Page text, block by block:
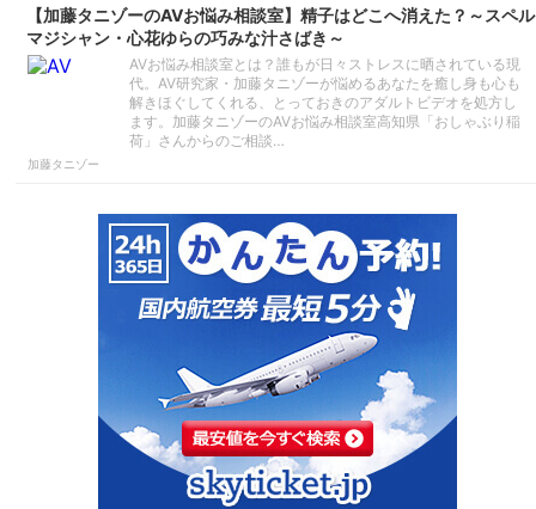
【加藤タニゾーのAVお悩み相談室】精子はどこへ消えた？～スペル
マジシャン・心花ゆらの巧みな汁さばき～
AVお悩み相談室とは？誰もが日々ストレスに晒されている現
代。AV研究家・加藤タニゾーが悩めるあなたを癒し身も心も
解きほぐしてくれる、とっておきのアダルトビデオを処方し
ます。加藤タニゾーのAVお悩み相談室高知県「おしゃぶり稲
荷」さんからのご相談…
加藤タニゾー